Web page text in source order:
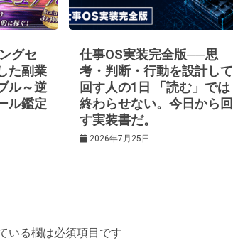
グセ
た副業
ル～逆
ル鑑定
仕事OS実装完全版──思
考・判断・行動を設計して
回す人の1日 「読む」では
終わらせない。今日から回
す実装書だ。
2026年7月25日
いる欄は必須項目です